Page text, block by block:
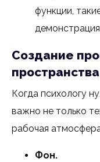
функции,
Создание
пространства
Когда психологу
важно не только
рабочая
Фон.